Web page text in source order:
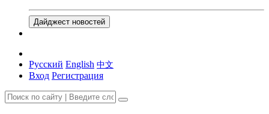
Дайджест новостей
Русский English 中文
Вход Регистрация